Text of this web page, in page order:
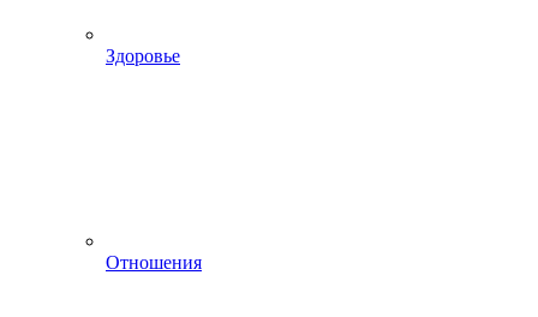
Здоровье
Отношения